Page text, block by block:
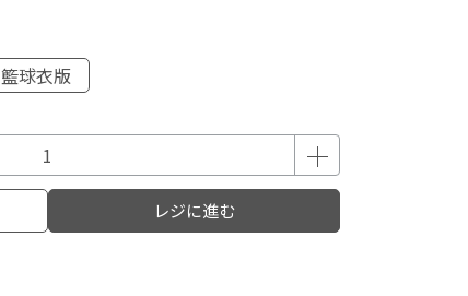
籃球衣版
レジに進む